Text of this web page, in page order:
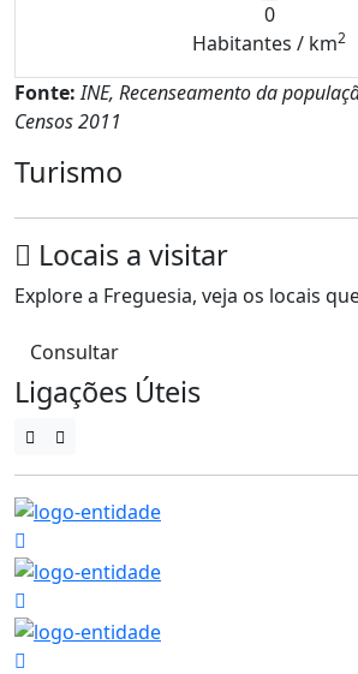
0
Habitantes / km2
Fonte:INE, Recenseamento da
Censos 2011
Turismo
Locais a visitar
Explore a Freguesia, veja os locais
Consultar
Ligações Úteis